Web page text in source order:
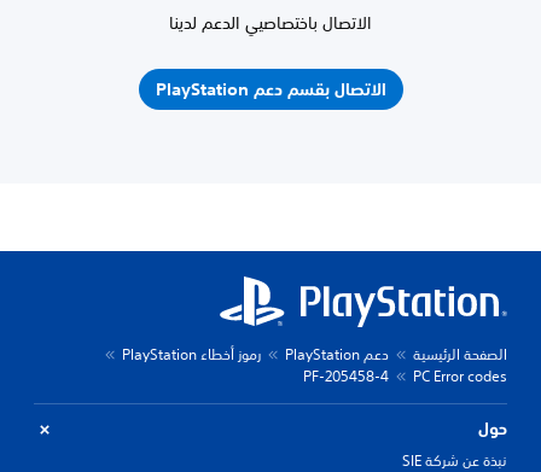
الاتصال باختصاصيي الدعم لدينا
الاتصال بقسم دعم PlayStation
الصفحة الرئيسية دعم PlayStation
رموز أخطاء PlayStation
PC Error codes
PF-205458-4
حول
نبذة عن شركة SIE